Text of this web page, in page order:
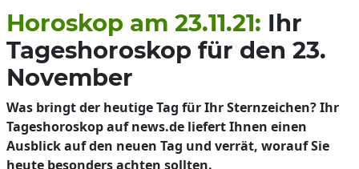
Horoskop am 23.11.21: Ihr
Tageshoroskop für den 23.
November
Was bringt der heutige Tag für Ihr Sternzeichen? Ihr
Tageshoroskop auf news.de liefert Ihnen einen
Ausblick auf den neuen Tag und verrät, worauf Sie
heute besonders achten sollten.